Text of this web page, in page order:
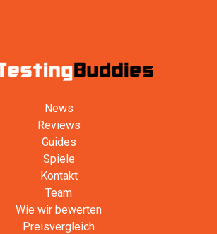
News
Reviews
Guides
Spiele
Kontakt
Team
Wie wir bewerten
Preisvergleich